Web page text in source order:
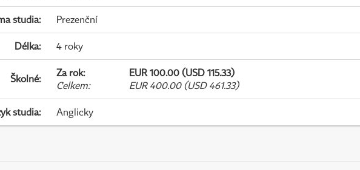
studia: Prezenční
Délka: 4 roky
Školné: Za rok:
EUR 100.00 (USD 115.33)
Celkem: EUR 400.00 (USD 461.33)
studia: Anglicky